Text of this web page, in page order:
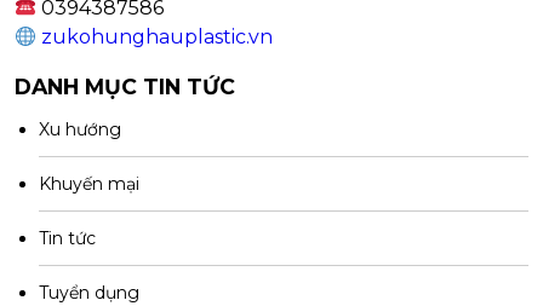
0394387586
zukohunghauplastic.vn
DANH MỤC TIN TỨC
Xu hướng
Khuyến mại
Tin tức
Tuyển dụng